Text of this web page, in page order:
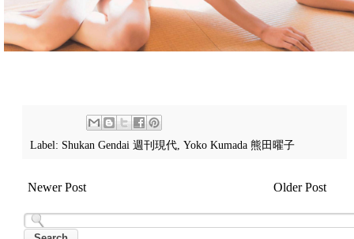
Label: Shukan Gendai 週刊現代, Yoko Kumada 熊田曜子
Newer Post Older Post